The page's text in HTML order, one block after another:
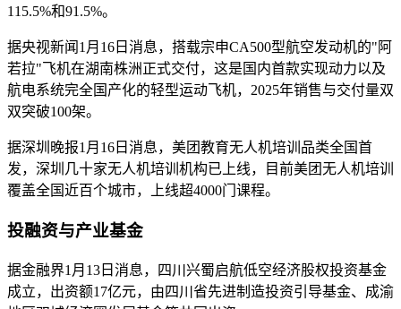
115.5%和91.5%。
据央视新闻1月16日消息，搭载宗申CA500型航空发动机的"阿
若拉"飞机在湖南株洲正式交付，这是国内首款实现动力以及
航电系统完全国产化的轻型运动飞机，2025年销售与交付量双
双突破100架。
据深圳晚报1月16日消息，美团教育无人机培训品类全国首
发，深圳几十家无人机培训机构已上线，目前美团无人机培训
覆盖全国近百个城市，上线超4000门课程。
投融资与产业基金
据金融界1月13日消息，四川兴蜀启航低空经济股权投资基金
成立，出资额17亿元，由四川省先进制造投资引导基金、成渝